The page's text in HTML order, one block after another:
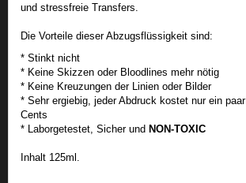
und stressfreie Transfers.
Die Vorteile dieser Abzugsflüssigkeit sind:
* Stinkt nicht
* Keine Skizzen oder Bloodlines mehr nötig
* Keine Kreuzungen der Linien oder Bilder
* Sehr ergiebig, jeder Abdruck kostet nur ein paar
Cents
* Laborgetestet, Sicher und NON-TOXIC
Inhalt 125ml.